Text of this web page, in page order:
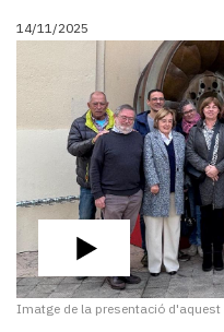
14/11/2025
Imatge de la presentació d'aquest